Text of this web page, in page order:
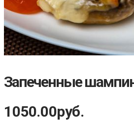
Запеченные
1050.00руб.